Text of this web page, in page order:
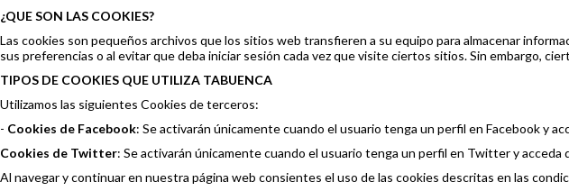
¿QUE SON LAS COOKIES?
Las cookies son pequeños archivos que los sitios web transfieren a su equipo para almacenar
sus preferencias o al evitar que deba iniciar sesión cada vez que visite ciertos sitios. Sin embargo,
TIPOS DE COOKIES QUE UTILIZA TABUENCA
Utilizamos las siguientes Cookies de terceros:
- Cookies de Facebook: Se activarán únicamente cuando el usuario tenga un perfil en Facebook y
Cookies de Twitter: Se activarán únicamente cuando el usuario tenga un perfil en Twitter y acceda
Al navegar y continuar en nuestra página web consientes el uso de las cookies descritas en las